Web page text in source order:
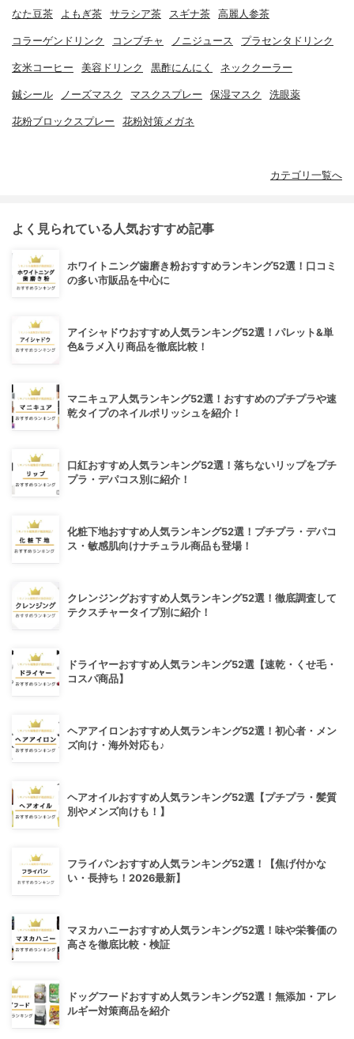
なた豆茶 よもぎ茶 サラシア茶 スギナ茶 高麗人参茶
コラーゲンドリンク コンブチャ ノニジュース プラセンタドリンク
玄米コーヒー 美容ドリンク 黒酢にんにく ネッククーラー
鍼シール ノーズマスク マスクスプレー 保湿マスク 洗眼薬
花粉ブロックスプレー 花粉対策メガネ
カテゴリ一覧へ
よく見られている人気おすすめ記事
ホワイトニング歯磨き粉おすすめランキング52選！口コミ
の多い市販品を中心に
アイシャドウおすすめ人気ランキング52選！パレット&単
色&ラメ入り商品を徹底比較！
マニキュア人気ランキング52選！おすすめのプチプラや速
乾タイプのネイルポリッシュを紹介！
口紅おすすめ人気ランキング52選！落ちないリップをプチ
プラ・デパコス別に紹介！
化粧下地おすすめ人気ランキング52選！プチプラ・デパコ
ス・敏感肌向けナチュラル商品も登場！
クレンジングおすすめ人気ランキング52選！徹底調査して
テクスチャータイプ別に紹介！
ドライヤーおすすめ人気ランキング52選【速乾・くせ毛・
コスパ商品】
ヘアアイロンおすすめ人気ランキング52選！初心者・メン
ズ向け・海外対応も♪
ヘアオイルおすすめ人気ランキング52選【プチプラ・髪質
別やメンズ向けも！】
フライパンおすすめ人気ランキング52選！【焦げ付かな
い・長持ち！2026最新】
マヌカハニーおすすめ人気ランキング52選！味や栄養価の
高さを徹底比較・検証
ドッグフードおすすめ人気ランキング52選！無添加・アレ
ルギー対策商品を紹介